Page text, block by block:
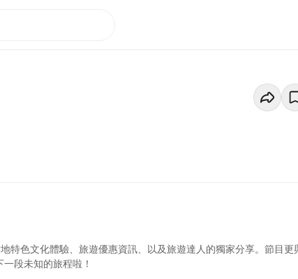
特色文化體驗、旅遊優惠資訊、以及旅遊達人的獨家分享。節目更
段未知的旅程啦！